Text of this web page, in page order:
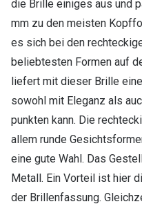
die Brille einiges aus und
mm zu den meisten
es sich bei den
beliebtesten Formen auf
liefert mit dieser Brille
sowohl mit Eleganz als
punkten kann. Die
allem runde
eine gute Wahl. Das
Metall. Ein Vorteil ist hier
der Brillenfassung.